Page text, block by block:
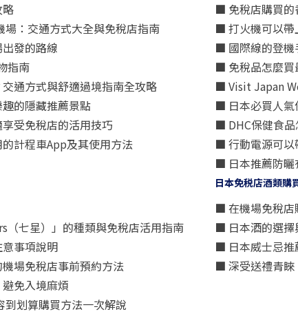
：交通方式大全與免稅店指南
發的路線
指南
通方式與舒適過境指南全攻略
的隱藏推薦景點
受免稅店的活用技巧
計程車App及其使用方法
■ 免稅店購買的
■ 打火機可以帶
■ 國際線的登機
■ 免稅品怎麼買
■ Visit Japan
■ 日本必買人氣
■ DHC保健食品
■ 行動電源可以
■ 日本推薦防曬
七星）」的種類與免稅店活用指南
事項說明
場免稅店事前預約方法
免入境麻煩
划算購買方法一次解說
日本免税店酒類購
■ 在機場免稅店
■ 日本酒的選擇
■ 日本威士忌推
■ 深受送禮青睞